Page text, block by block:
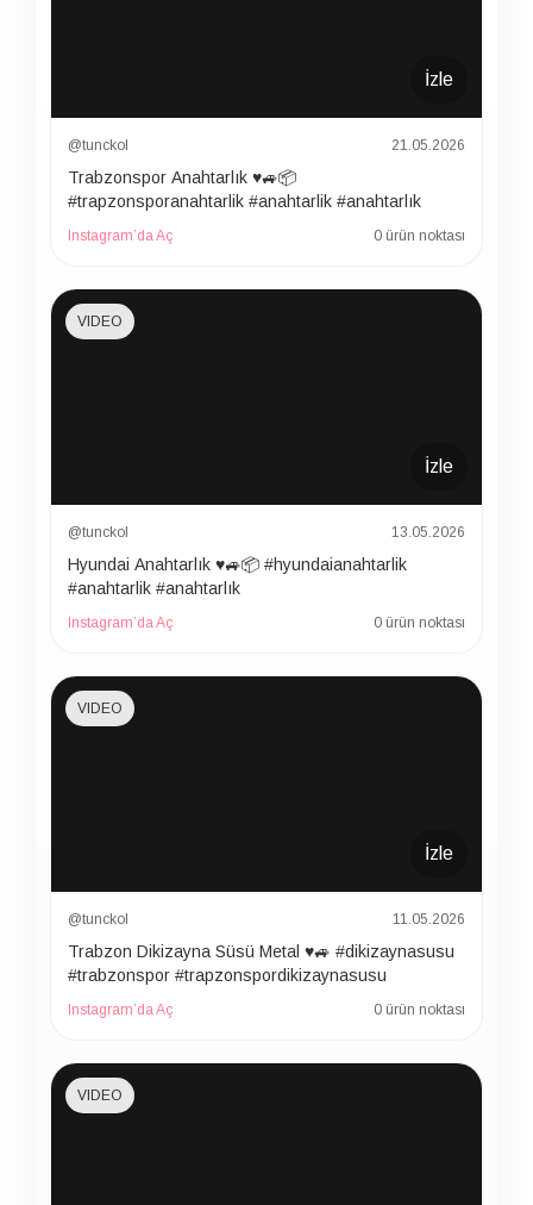
İzle
@tunckol 21.05.2026
Trabzonspor Anahtarlık ♥️🚙📦
#trapzonsporanahtarlik #anahtarlik #anahtarlık
Instagram’da Aç 0 ürün noktası
İzle
VIDEO
@tunckol 13.05.2026
Hyundai Anahtarlık ♥️🚙📦 #hyundaianahtarlik
#anahtarlik #anahtarlık
Instagram’da Aç 0 ürün noktası
İzle
VIDEO
@tunckol 11.05.2026
Trabzon Dikizayna Süsü Metal ♥️🚙 #dikizaynasusu
#trabzonspor #trapzonspordikizaynasusu
Instagram’da Aç 0 ürün noktası
VIDEO